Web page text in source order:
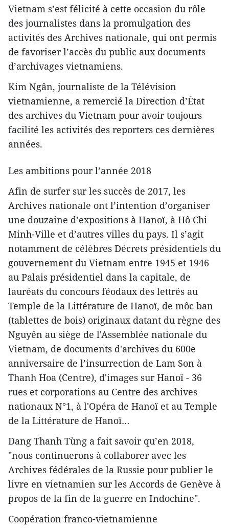
Vietnam s’est félicité à cette occasion du rôle
des journalistes dans la promulgation des
activités des Archives nationale, qui ont permis
de favoriser l’accès du public aux documents
d’archivages vietnamiens.
Kim Ngân, journaliste de la Télévision
vietnamienne, a remercié la Direction d’État
des archives du Vietnam pour avoir toujours
facilité les activités des reporters ces dernières
années.
Les ambitions pour l’année 2018
Afin de surfer sur les succès de 2017, les
Archives nationale ont l’intention d’organiser
une douzaine d’expositions à Hanoï, à Hô Chi
Minh-Ville et d’autres villes du pays. Il s’agit
notamment de célèbres Décrets présidentiels du
gouvernement du Vietnam entre 1945 et 1946
au Palais présidentiel dans la capitale, de
lauréats du concours féodaux des lettrés au
Temple de la Littérature de Hanoï, de môc ban
(tablettes de bois) originaux datant du règne des
Nguyên au siège de l'Assemblée nationale du
Vietnam, de documents d'archives du 600e
anniversaire de l’insurrection de Lam Son à
Thanh Hoa (Centre), d'images sur Hanoï - 36
rues et corporations au Centre des archives
nationaux N°1, à l'Opéra de Hanoï et au Temple
de la Littérature de Hanoï…
Dang Thanh Tùng a fait savoir qu’en 2018,
"nous continuerons à collaborer avec les
Archives fédérales de la Russie pour publier le
livre en vietnamien sur les Accords de Genève à
propos de la fin de la guerre en Indochine".
Coopération franco-vietnamienne